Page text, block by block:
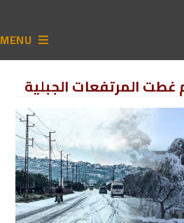
MENU
المرتفعات الجبلية